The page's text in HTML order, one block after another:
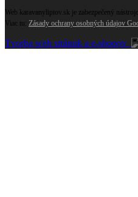
Web karavanyliptov.sk je zabezpečený
Viac tu: Zásady ochrany osobných údajov
Tvorba web stránok a e-shopov